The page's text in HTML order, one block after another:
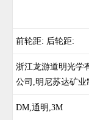
前轮距: 后轮距:
浙江龙游道明光学
公司,明尼苏达矿
DM,通明,3M